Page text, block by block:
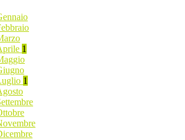
1
1